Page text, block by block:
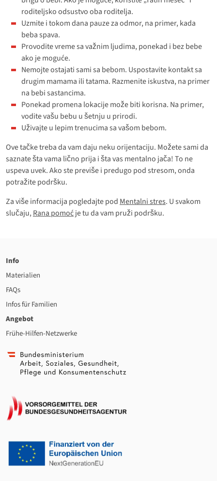
roditeljsko odsustvo oba roditelja.
Uzmite i tokom dana pauze za odmor, na primer, kada
beba spava.
Provodite vreme sa važnim ljudima, ponekad i bez bebe
ako je moguće.
Nemojte ostajati sami sa bebom. Uspostavite kontakt sa
drugim mamama ili tatama. Razmenite iskustva, na primer
na bebi sastancima.
Ponekad promena lokacije može biti korisna. Na primer,
vodite vašu bebu u šetnju u prirodi.
Uživajte u lepim trenucima sa vašom bebom.
Ove tačke treba da vam daju neku orijentaciju. Možete sami da
saznate šta vama lično prija i šta vas mentalno jača! To ne
uspeva uvek. Ako ste previše i predugo pod stresom, onda
potražite podršku.
Za više informacija pogledajte pod Mentalni stres. U svakom
slučaju,Rana pomoćje tu da vam pruži podršku.
Info
Materialien
FAQs
Infos für Familien
Angebot
Frühe-Hilfen-Netzwerke